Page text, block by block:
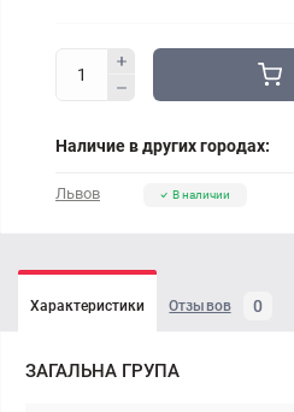
Наличие в других городах:
Львов В наличии
Характеристики Отзывов 0
ЗАГАЛЬНА ГРУПА